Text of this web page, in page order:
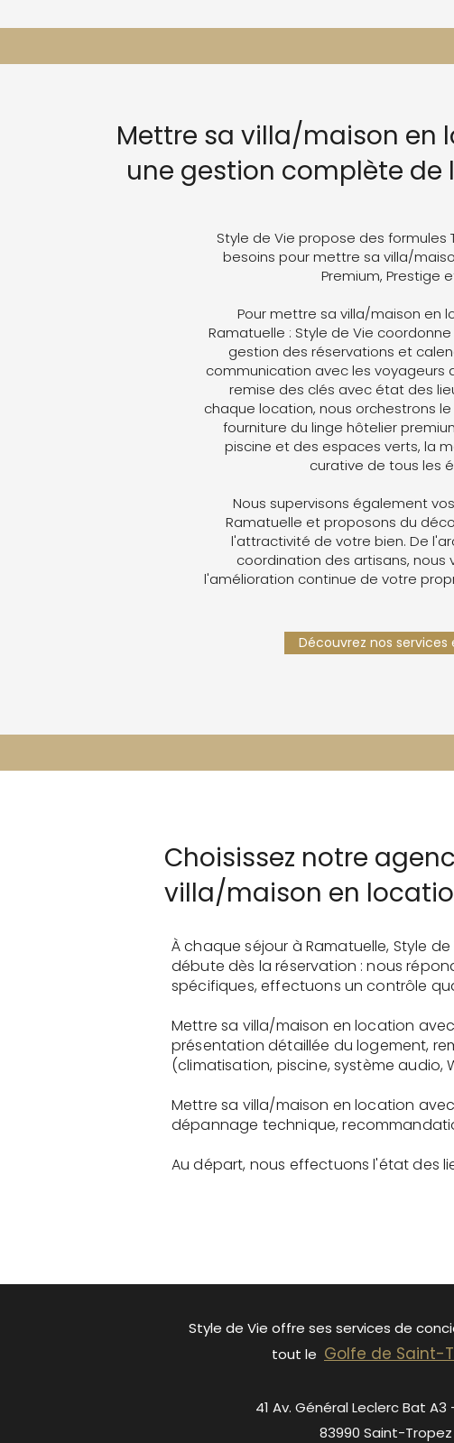
Mettre sa villa/maison en
une gestion complète de
Style de Vie propose des formules
besoins pour mettre sa villa/
Premium, Prestige
Pour mettre sa villa/maison en
Ramatuelle : Style de Vie
gestion des réservations et
communication avec les voyageurs
remise des clés avec état des
chaque location, nous orchestrons
fourniture du linge hôtelier
piscine et des espaces verts, la
curative de tous les
Nous supervisons également
Ramatuelle et proposons du
l'attractivité de votre bien. De
coordination des artisans, nous
l'amélioration continue de votre
Découvrez nos
Choisissez notre
villa/maison en
À chaque séjour à Ramatuelle, Style
débute dès la réservation : nous
spécifiques, effectuons un contrôle
Mettre sa villa/maison en location
présentation détaillée du logement,
(climatisation, piscine, système audio,
Mettre sa villa/maison en location
dépannage technique,
Au départ, nous effectuons l'état des
Style de Vie offre ses services de
tout le Golfe de Saint-
41 Av. Général Leclerc Bat
83990 Saint-Tropez